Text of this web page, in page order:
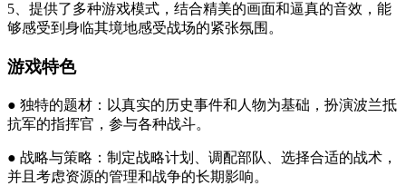
5、提供了多种游戏模式，结合精美的画面和逼真的音效，能
够感受到身临其境地感受战场的紧张氛围。
游戏特色
● 独特的题材：以真实的历史事件和人物为基础，扮演波兰抵
抗军的指挥官，参与各种战斗。
● 战略与策略：制定战略计划、调配部队、选择合适的战术，
并且考虑资源的管理和战争的长期影响。